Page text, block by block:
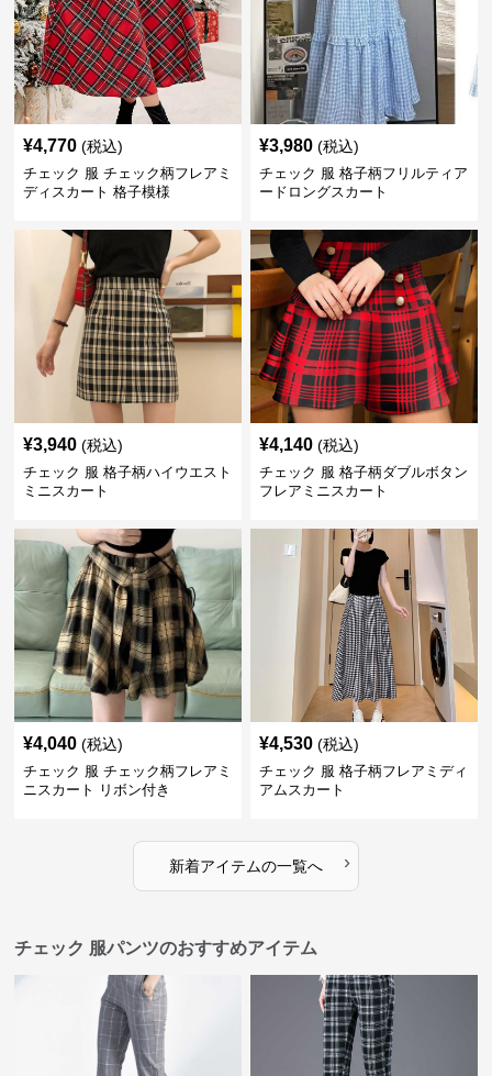
¥4,770 (税込)
チェック 服 チェック柄フレアミ
ディスカート 格子模様
¥3,980 (税込)
チェック 服 格子柄フリルティア
ードロングスカート
¥3,940 (税込)
チェック 服 格子柄ハイウエスト
ミニスカート
¥4,140 (税込)
チェック 服 格子柄ダブルボタン
フレアミニスカート
¥4,040 (税込)
チェック 服 チェック柄フレアミ
ニスカート リボン付き
¥4,530 (税込)
チェック 服 格子柄フレアミディ
アムスカート
新着アイテムの一覧へ ›
チェック 服パンツのおすすめアイテム